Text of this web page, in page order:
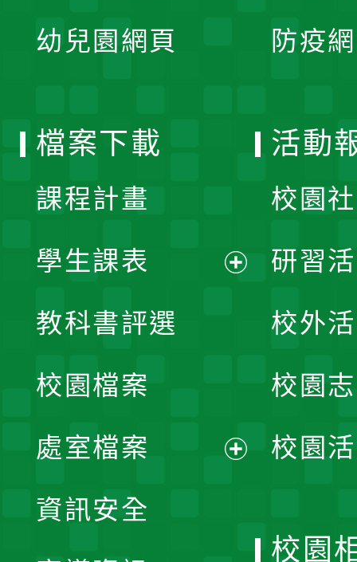
幼兒園網頁 防疫
檔案下載
課程計畫
學生課表
單
教科書評選
校園檔案
處室檔案
資訊安全
活動
校園
研習
校外
校園
校園
校園